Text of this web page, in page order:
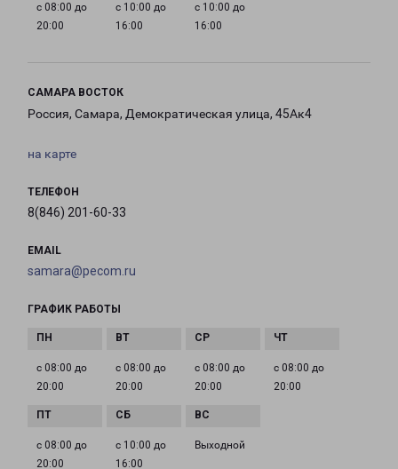
с 08:00 до
20:00
с 10:00 до
16:00
с 10:00 до
16:00
САМАРА ВОСТОК
Россия, Самара, Демократическая улица, 45Ак4
на карте
ТЕЛЕФОН
8(846) 201-60-33
EMAIL
samara@pecom.ru
ГРАФИК РАБОТЫ
с 08:00 до
20:00
с 08:00 до
20:00
с 08:00 до
20:00
с 08:00 до
20:00
с 08:00 до
20:00
с 10:00 до
16:00
Выходной